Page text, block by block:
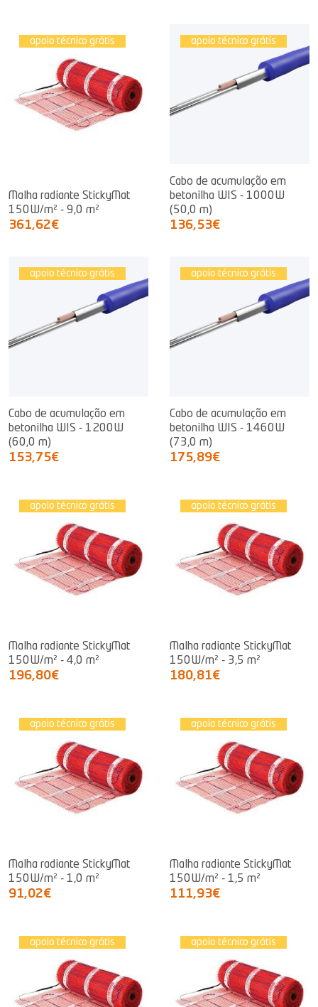
apoio técnico grátis
Malha radiante StickyMat
150W/m² - 9,0 m²
361,62€
apoio técnico grátis
Cabo de acumulação em
betonilha WIS - 1000W
(50,0 m)
136,53€
apoio técnico grátis
Cabo de acumulação em
betonilha WIS - 1200W
(60,0 m)
153,75€
apoio técnico grátis
Cabo de acumulação em
betonilha WIS - 1460W
(73,0 m)
175,89€
apoio técnico grátis
Malha radiante StickyMat
150W/m² - 4,0 m²
196,80€
apoio técnico grátis
Malha radiante StickyMat
150W/m² - 3,5 m²
180,81€
apoio técnico grátis
Malha radiante StickyMat
150W/m² - 1,0 m²
91,02€
apoio técnico grátis
Malha radiante StickyMat
150W/m² - 1,5 m²
111,93€
apoio técnico grátis apoio técnico grátis